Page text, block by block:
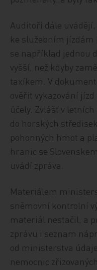
Auditoři dále
ke služebním jízdám
se například jednou
vyšší, než kdyby
taxíkem. V
ověřit vykazování
účely. Zvlášť v
do horských
pohonných hmot a
hranic se
uvádí zpráva.
Materiálem
sněmovní kontrolní
materiál nestačil, a
zprávu i seznam
od ministerstva
nemocnic